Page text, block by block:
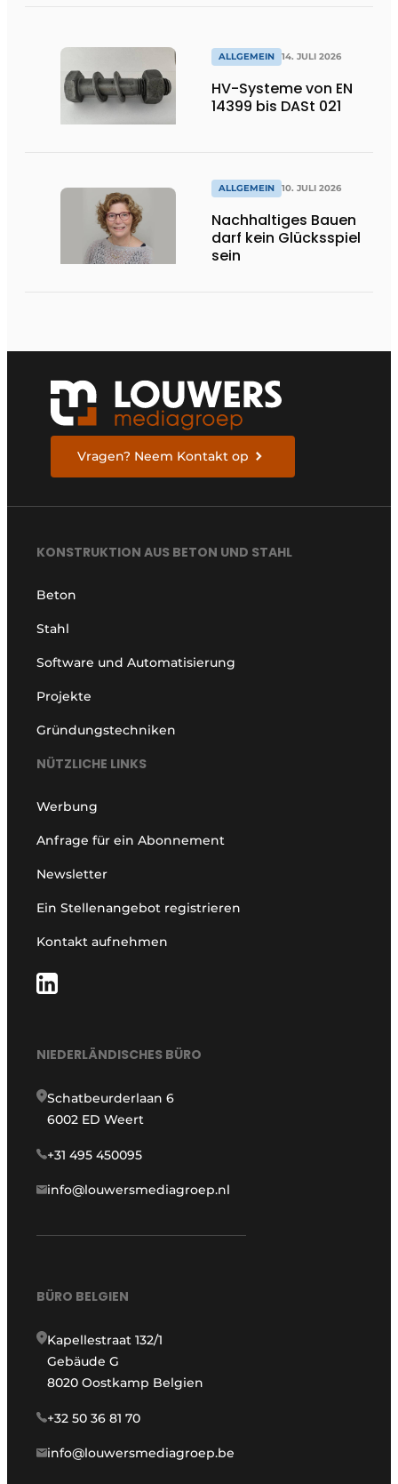
ALLGEMEIN 14. JULI 2026
HV-Systeme von EN
14399 bis DASt 021
ALLGEMEIN 10. JULI 2026
Nachhaltiges Bauen
darf kein Glücksspiel
sein
Vragen? Neem Kontakt op
KONSTRUKTION AUS BETON UND STAHL
Beton
Stahl
Software und Automatisierung
Projekte
Gründungstechniken
NÜTZLICHE LINKS
Werbung
Anfrage für ein Abonnement
Newsletter
Ein Stellenangebot registrieren
Kontakt aufnehmen
NIEDERLÄNDISCHES BÜRO
Schatbeurderlaan 6
6002 ED Weert
+31 495 450095
info@louwersmediagroep.nl
BÜRO BELGIEN
Kapellestraat 132/1
Gebäude G
8020 Oostkamp Belgien
+32 50 36 81 70
info@louwersmediagroep.be